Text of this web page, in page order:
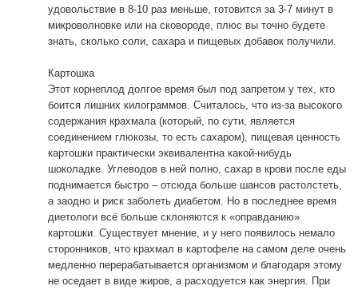
удовольствие в 8-10 раз меньше, готовится за 3-7 минут в
микроволновке или на сковороде, плюс вы точно будете
знать, сколько соли, сахара и пищевых добавок получили.
Картошка
Этот корнеплод долгое время был под запретом у тех, кто
боится лишних килограммов. Считалось, что из-за высокого
содержания крахмала (который, по сути, является
соединением глюкозы, то есть сахаром), пищевая ценность
картошки практически эквивалентна какой-нибудь
шоколадке. Углеводов в ней полно, сахар в крови после еды
поднимается быстро – отсюда больше шансов растолстеть,
а заодно и риск заболеть диабетом. Но в последнее время
диетологи всё больше склоняются к «оправданию»
картошки. Существует мнение, и у него появилось немало
сторонников, что крахмал в картофеле на самом деле очень
медленно перерабатывается организмом и благодаря этому
не оседает в виде жиров, а расходуется как энергия. При